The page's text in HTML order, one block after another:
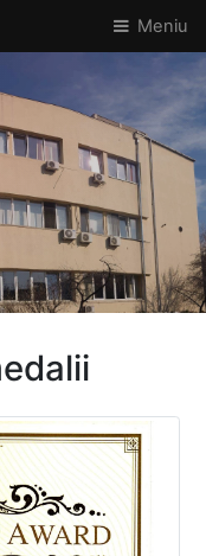
Meniu